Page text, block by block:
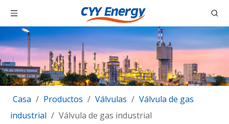
Casa / Productos / Válvulas / Válvula de gas
industrial / Válvula de gas industrial